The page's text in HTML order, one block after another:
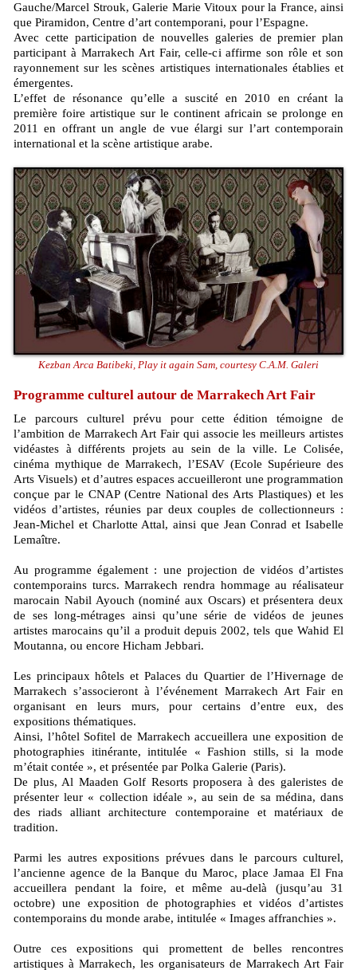
Gauche/Marcel Strouk, Galerie Marie Vitoux pour la France, ainsi
que Piramidon, Centre d’art contemporani, pour l’Espagne.
Avec cette participation de nouvelles galeries de premier plan
participant à Marrakech Art Fair, celle-ci affirme son rôle et son
rayonnement sur les scènes artistiques internationales établies et
émergentes.
L’effet de résonance qu’elle a suscité en 2010 en créant la
première foire artistique sur le continent africain se prolonge en
2011 en offrant un angle de vue élargi sur l’art contemporain
international et la scène artistique arabe.
Kezban Arca Batibeki, Play it again Sam, courtesy C.A.M. Galeri
Programme culturel autour de Marrakech Art Fair
Le parcours culturel prévu pour cette édition témoigne de
l’ambition de Marrakech Art Fair qui associe les meilleurs artistes
vidéastes à différents projets au sein de la ville. Le Colisée,
cinéma mythique de Marrakech, l’ESAV (Ecole Supérieure des
Arts Visuels) et d’autres espaces accueilleront une programmation
conçue par le CNAP (Centre National des Arts Plastiques) et les
vidéos d’artistes, réunies par deux couples de collectionneurs :
Jean-Michel et Charlotte Attal, ainsi que Jean Conrad et Isabelle
Lemaître.
Au programme également : une projection de vidéos d’artistes
contemporains turcs. Marrakech rendra hommage au réalisateur
marocain Nabil Ayouch (nominé aux Oscars) et présentera deux
de ses long-métrages ainsi qu’une série de vidéos de jeunes
artistes marocains qu’il a produit depuis 2002, tels que Wahid El
Moutanna, ou encore Hicham Jebbari.
Les principaux hôtels et Palaces du Quartier de l’Hivernage de
Marrakech s’associeront à l’événement Marrakech Art Fair en
organisant en leurs murs, pour certains d’entre eux, des
expositions thématiques.
Ainsi, l’hôtel Sofitel de Marrakech accueillera une exposition de
photographies itinérante, intitulée « Fashion stills, si la mode
m’était contée », et présentée par Polka Galerie (Paris).
De plus, Al Maaden Golf Resorts proposera à des galeristes de
présenter leur « collection idéale », au sein de sa médina, dans
des riads alliant architecture contemporaine et matériaux de
tradition.
Parmi les autres expositions prévues dans le parcours culturel,
l’ancienne agence de la Banque du Maroc, place Jamaa El Fna
accueillera pendant la foire, et même au-delà (jusqu’au 31
octobre) une exposition de photographies et vidéos d’artistes
contemporains du monde arabe, intitulée « Images affranchies ».
Outre ces expositions qui promettent de belles rencontres
artistiques à Marrakech, les organisateurs de Marrakech Art Fair